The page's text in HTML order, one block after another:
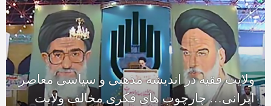
ولایت فقیه در اندیشه مذهبی و سیاسی معاصر
ایرانی… چارچوب های فکری مخالف ولایت